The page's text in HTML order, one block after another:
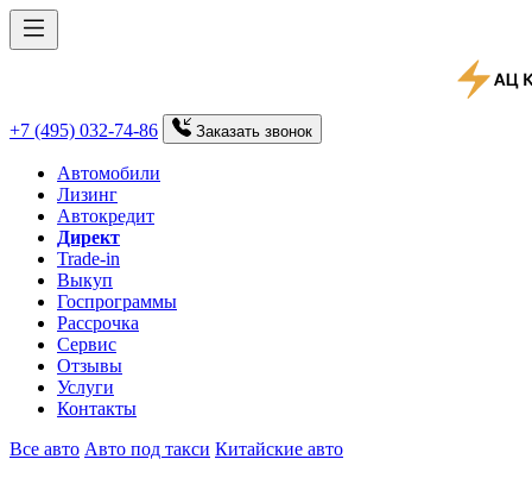
+7 (495) 032-74-86 Заказать звонок
Автомобили
Лизинг
Автокредит
Директ
Trade-in
Выкуп
Госпрограммы
Рассрочка
Сервис
Отзывы
Услуги
Контакты
Все авто Авто под такси Китайские авто